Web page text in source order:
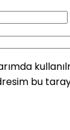
bu